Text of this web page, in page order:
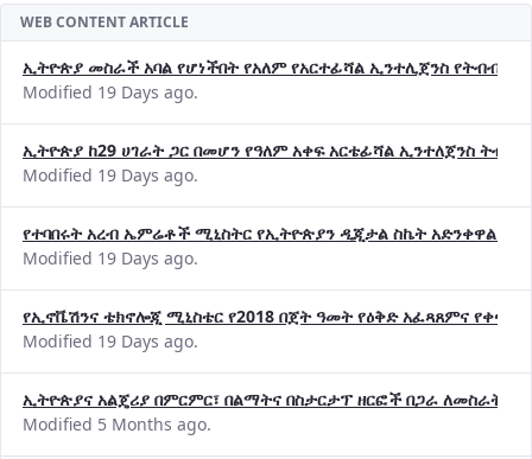
WEB CONTENT ARTICLE
ኢትዮጵያ መስራች አባል የሆነችበት የአለም የአርተፊሻል ኢንተሊጀንስ የትብብር
Modified 19 Days ago.
ኢትዮጵያ ከ29 ሀገራት ጋር በመሆን የዓለም አቀፍ አርቴፊሻል ኢንተለጀንስ
Modified 19 Days ago.
የተባበሩት አረብ ኤምሬቶች ሚኒስትር የኢትዮጵያን ዲጂታል ስኬት አድንቀዋል
Modified 19 Days ago.
የኢኖቬሽንና ቴክኖሎጂ ሚኒስቴር የ2018 በጀት ዓመት የዕቅድ አፈጻጸምና
Modified 19 Days ago.
ኢትዮጵያና አልጄሪያ በምርምር፣ በልማትና በስታርታፕ ዘርፎች በጋራ ለመስራት
Modified 5 Months ago.